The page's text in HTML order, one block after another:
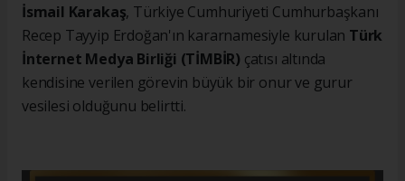
İsmail Karakaş, Türkiye Cumhuriyeti Cumhurbaşkanı
Recep Tayyip Erdoğan'ın kararnamesiyle kurulan Türk
İnternet Medya Birliği (TİMBİR) çatısı altında
kendisine verilen görevin büyük bir onur ve gurur
vesilesi olduğunu belirtti.